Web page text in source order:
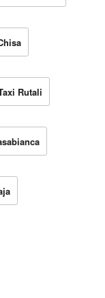
Rutali